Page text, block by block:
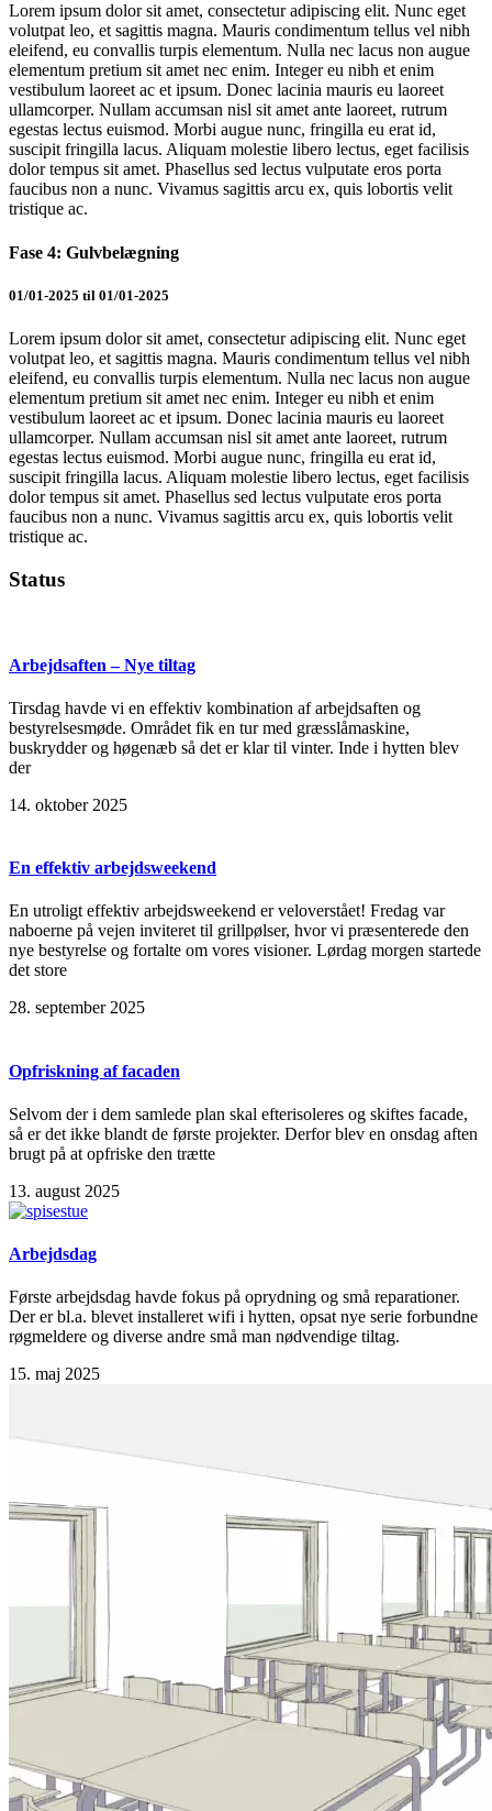
Lorem ipsum dolor sit amet, consectetur adipiscing elit. Nunc eget
volutpat leo, et sagittis magna. Mauris condimentum tellus vel nibh
eleifend, eu convallis turpis elementum. Nulla nec lacus non augue
elementum pretium sit amet nec enim. Integer eu nibh et enim
vestibulum laoreet ac et ipsum. Donec lacinia mauris eu laoreet
ullamcorper. Nullam accumsan nisl sit amet ante laoreet, rutrum
egestas lectus euismod. Morbi augue nunc, fringilla eu erat id,
suscipit fringilla lacus. Aliquam molestie libero lectus, eget facilisis
dolor tempus sit amet. Phasellus sed lectus vulputate eros porta
faucibus non a nunc. Vivamus sagittis arcu ex, quis lobortis velit
tristique ac.
Fase 4: Gulvbelægning
01/01-2025 til 01/01-2025
Lorem ipsum dolor sit amet, consectetur adipiscing elit. Nunc eget
volutpat leo, et sagittis magna. Mauris condimentum tellus vel nibh
eleifend, eu convallis turpis elementum. Nulla nec lacus non augue
elementum pretium sit amet nec enim. Integer eu nibh et enim
vestibulum laoreet ac et ipsum. Donec lacinia mauris eu laoreet
ullamcorper. Nullam accumsan nisl sit amet ante laoreet, rutrum
egestas lectus euismod. Morbi augue nunc, fringilla eu erat id,
suscipit fringilla lacus. Aliquam molestie libero lectus, eget facilisis
dolor tempus sit amet. Phasellus sed lectus vulputate eros porta
faucibus non a nunc. Vivamus sagittis arcu ex, quis lobortis velit
tristique ac.
Status
Arbejdsaften – Nye tiltag
Tirsdag havde vi en effektiv kombination af arbejdsaften og
bestyrelsesmøde. Området fik en tur med græsslåmaskine,
buskrydder og høgenæb så det er klar til vinter. Inde i hytten blev
der
14. oktober 2025
En effektiv arbejdsweekend
En utroligt effektiv arbejdsweekend er veloverstået! Fredag var
naboerne på vejen inviteret til grillpølser, hvor vi præsenterede den
nye bestyrelse og fortalte om vores visioner. Lørdag morgen startede
det store
28. september 2025
Opfriskning af facaden
Selvom der i dem samlede plan skal efterisoleres og skiftes facade,
så er det ikke blandt de første projekter. Derfor blev en onsdag aften
brugt på at opfriske den trætte
13. august 2025
Arbejdsdag
Første arbejdsdag havde fokus på oprydning og små reparationer.
Der er bl.a. blevet installeret wifi i hytten, opsat nye serie forbundne
røgmeldere og diverse andre små man nødvendige tiltag.
15. maj 2025